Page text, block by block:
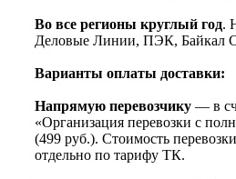
Во все регионы круглый год.
Деловые Линии, ПЭК, Байкал
Варианты оплаты доставки:
Напрямую перевозчику — в
«Организация перевозки с
(499 руб.). Стоимость
отдельно по тарифу ТК.